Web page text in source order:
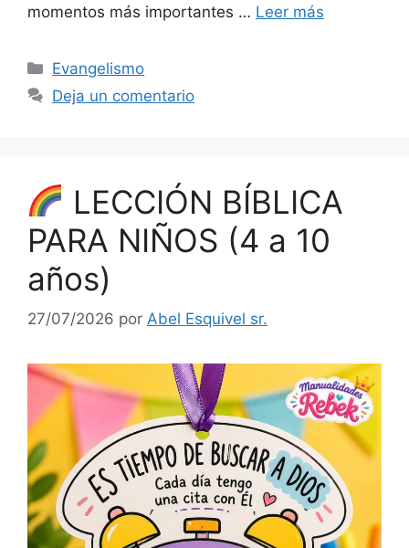
momentos más importantes … Leer más
Evangelismo
Deja un comentario
LECCIÓN BÍBLICA
PARA NIÑOS (4 a 10
años)
27/07/2026 por Abel Esquivel sr.